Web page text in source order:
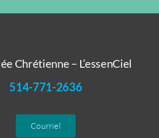
Chrétienne – L’essenCiel
514-771-2636
Courriel